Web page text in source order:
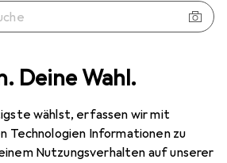
Deine Wahl.
wählst, erfassen wir mit
Technologien Informationen zu
Nutzungsverhalten auf unserer
Uhlsport Standard Torwarthose Herren
5 Bilder